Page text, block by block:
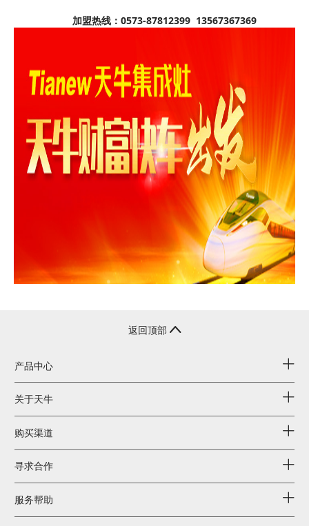
加盟热线： 0573-87812399 13567367369
返回顶部
产品中心
关于天牛
购买渠道
寻求合作
服务帮助